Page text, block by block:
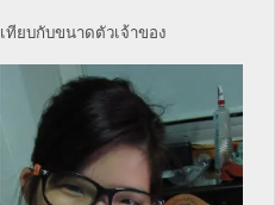
เทียบกับขนาดตัวเจ้าของ